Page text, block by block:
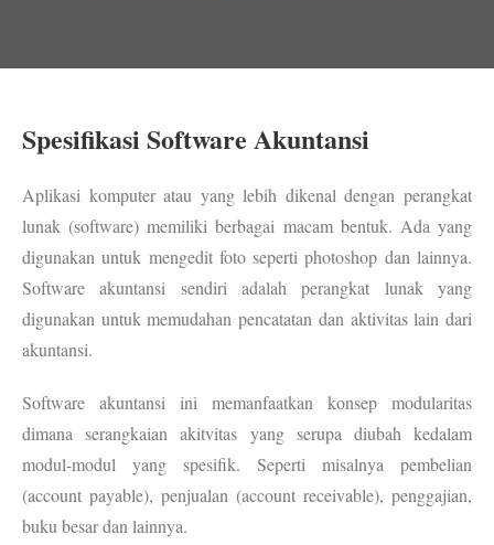
Spesifikasi Software Akuntansi
Aplikasi komputer atau yang lebih dikenal dengan perangkat
lunak (software) memiliki berbagai macam bentuk. Ada yang
digunakan untuk mengedit foto seperti photoshop dan lainnya.
Software akuntansi sendiri adalah perangkat lunak yang
digunakan untuk memudahan pencatatan dan aktivitas lain dari
akuntansi.
Software akuntansi ini memanfaatkan konsep modularitas
dimana serangkaian akitvitas yang serupa diubah kedalam
modul-modul yang spesifik. Seperti misalnya pembelian
(account payable), penjualan (account receivable), penggajian,
buku besar dan lainnya.